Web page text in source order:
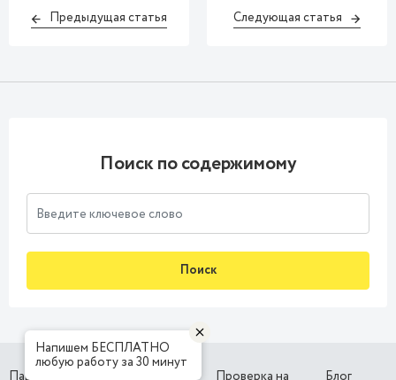
Предыдущая статья Следующая статья
Поиск по содержимому
Поиск
Партнерская Проверка на Блог
Напишем БЕСПЛАТНО
любую работу за 30 минут